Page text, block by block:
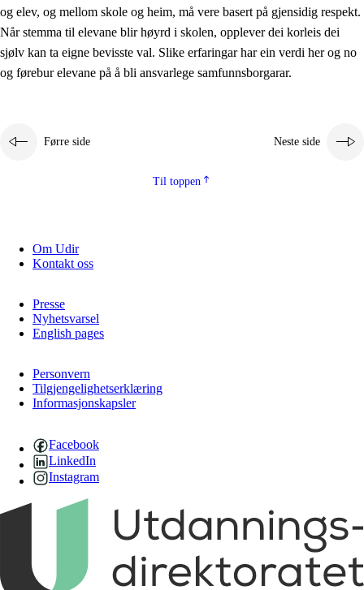
og elev, og mellom skole og heim, må vere basert på gjensidig respekt.
Når stemma til elevane blir høyrd i skolen, opplever dei korleis dei
sjølv kan ta eigne bevisste val. Slike erfaringar har ein verdi her og no
og førebur elevane på å bli ansvarlege samfunnsborgarar.
Førre side Neste side
Til toppen
Om Udir
Kontakt oss
Presse
Nyhetsvarsel
English pages
Personvern
Tilgjengelighetserklæring
Informasjonskapsler
Facebook
LinkedIn
Instagram